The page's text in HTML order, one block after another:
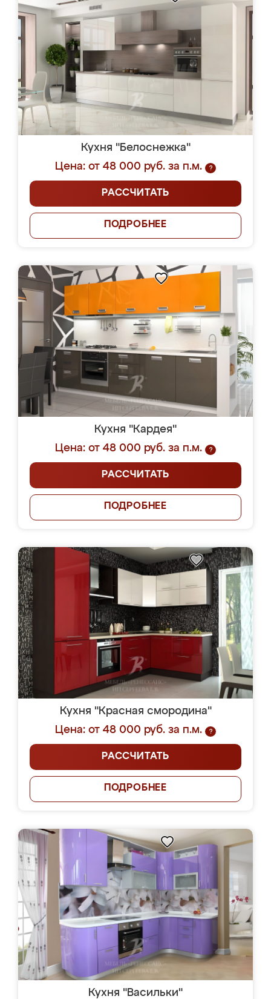
Кухня "Белоснежка"
Цена: от 48 000 руб. за п.м.
?
РАССЧИТАТЬ
ПОДРОБНЕЕ
Кухня "Кардея"
Цена: от 48 000 руб. за п.м.
?
РАССЧИТАТЬ
ПОДРОБНЕЕ
Кухня "Красная смородина"
Цена: от 48 000 руб. за п.м.
?
РАССЧИТАТЬ
ПОДРОБНЕЕ
Кухня "Васильки"